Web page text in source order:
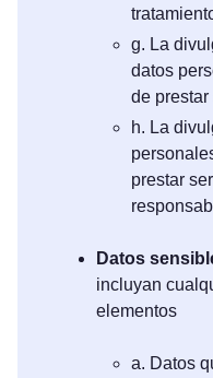
g. La
datos
de
h. La
prestar
Datos
incluyan
elementos
a. Datos